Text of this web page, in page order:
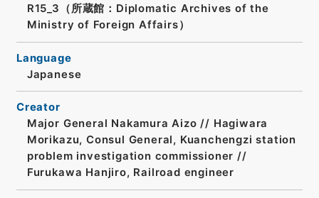
R15_3（所蔵館：Diplomatic Archives of the
Ministry of Foreign Affairs）
Language
Japanese
Creator
Major General Nakamura Aizo // Hagiwara
Morikazu, Consul General, Kuanchengzi station
problem investigation commissioner //
Furukawa Hanjiro, Railroad engineer